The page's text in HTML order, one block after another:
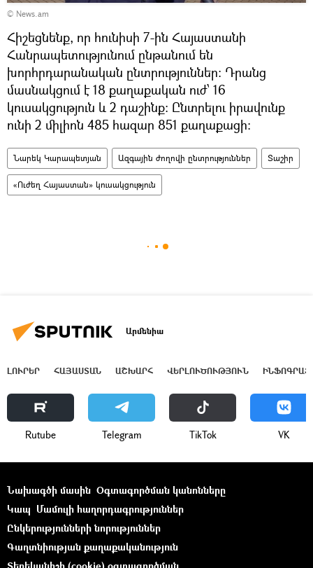
Դիտել
տեսանյութը
© News.am
Հիշեցնենք, որ հունիսի 7-ին Հայաստանի
Հանրապետությունում ընթանում են
խորհրդարանական ընտրություններ: Դրանց
մասնակցում է 18 քաղաքական ուժ՝ 16
կուսակցություն և 2 դաշինք: Ընտրելու իրավունք
ունի 2 միլիոն 485 հազար 851 քաղաքացի։
Նարեկ Կարապետյան Ազգային ժողովի ընտրություններ Տաշիր
«Ուժեղ Հայաստան» կուսակցություն
Արմենիա
ԼՈՒՐԵՐ ՀԱՅԱՍՏԱՆ ԱՇԽԱՐՀ ՎԵՐԼՈՒԾՈՒԹՅՈՒՆ
Rutube Telegram ТikТоk VK
Նախագծի մասին Օգտագործման կանոնները
Կապ Մամուլի հաղորդագրություններ
Ընկերությունների նորություններ
Գաղտնիության քաղաքականություն
Տեղեկանիշի (cookie) օգտագործման